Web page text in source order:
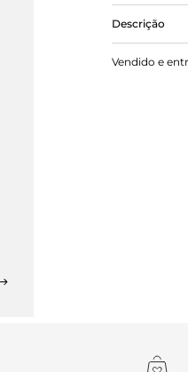
Descrição
Chinelo de
borracha e
Vendido e